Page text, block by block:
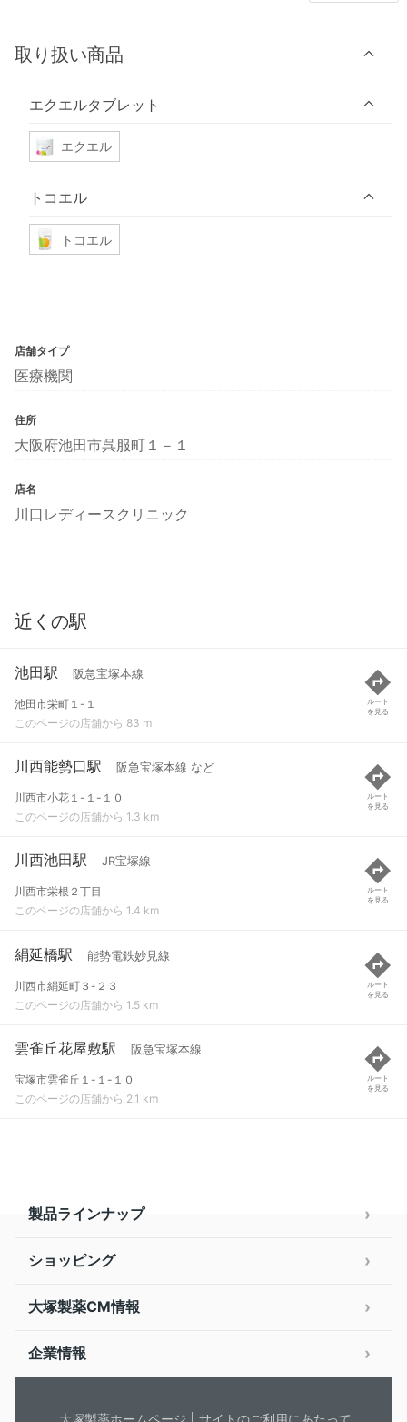
取り扱い商品
エクエルタブレット
エクエル
トコエル
トコエル
店舗タイプ
医療機関
住所
大阪府池田市呉服町１－１
店名
川口レディースクリニック
近くの駅
池田駅 阪急宝塚本線
池田市栄町１-１
このページの店舗から 83 m
ルート
を見る
川西能勢口駅 阪急宝塚本線 など
川西市小花１-１-１０
このページの店舗から 1.3 km
ルート
を見る
川西池田駅 JR宝塚線
川西市栄根２丁目
このページの店舗から 1.4 km
ルート
を見る
絹延橋駅 能勢電鉄妙見線
川西市絹延町３-２３
このページの店舗から 1.5 km
ルート
を見る
雲雀丘花屋敷駅 阪急宝塚本線
宝塚市雲雀丘１-１-１０
このページの店舗から 2.1 km
ルート
を見る
製品ラインナップ
ショッピング
大塚製薬CM情報
企業情報